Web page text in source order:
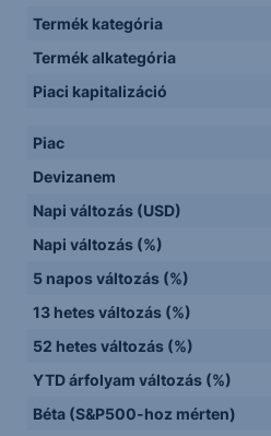
Termék kategória
Termék alkategória
Piaci kapitalizáció
Piac
Devizanem
Napi változás (USD)
Napi változás (%)
5 napos változás (%)
13 hetes változás (%)
52 hetes változás (%)
YTD árfolyam változás (%)
Béta (S&P500-hoz mérten)